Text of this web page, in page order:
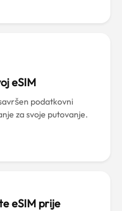
eSIM
podatkovni
za svoje putovanje.
eSIM prije